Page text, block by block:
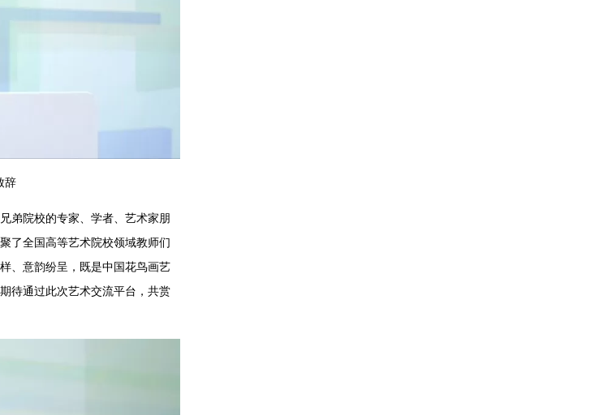
辞
弟院校的专家、学者、艺术家朋
了全国高等艺术院校领域教师们
、意韵纷呈，既是中国花鸟画艺
待通过此次艺术交流平台，共赏